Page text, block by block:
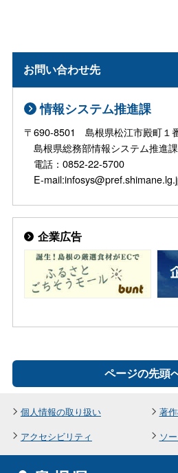
お問い合わせ先
情報システム推進課
〒690-8501 島根県松江市殿町１
島根県総務部情報システム推進課
電話：0852-22-5700
E-
企業広告
ページの先頭
個人情報の取り扱い
著
アクセシビリティ
ソ